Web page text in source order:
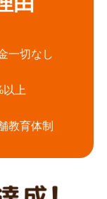
一切なし
以上
教育体制